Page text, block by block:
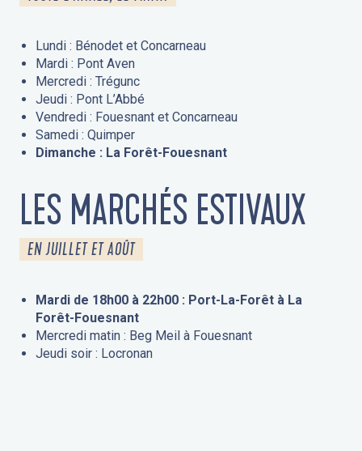
Lundi : Bénodet et Concarneau
Mardi : Pont Aven
Mercredi : Trégunc
Jeudi : Pont L’Abbé
Vendredi : Fouesnant et Concarneau
Samedi : Quimper
Dimanche : La Forêt-Fouesnant
LES MARCHÉS ESTIVAUX
EN JUILLET ET AOÛT
Mardi de 18h00 à 22h00 : Port-La-Forêt à La
Forêt-Fouesnant
Mercredi matin : Beg Meil à Fouesnant
Jeudi soir : Locronan